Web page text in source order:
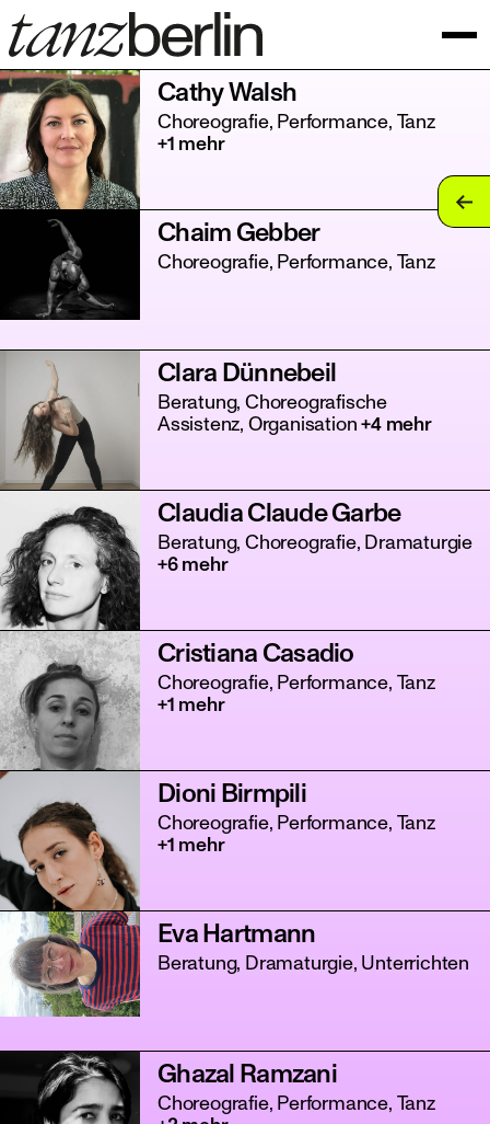
Cathy Walsh
Choreografie, Performance, Tanz
+1 mehr
Chaim Gebber
Choreografie, Performance, Tanz
Clara Dünnebeil
Beratung, Choreografische
Assistenz, Organisation +4 mehr
Claudia Claude Garbe
Beratung, Choreografie, Dramaturgie
+6 mehr
Cristiana Casadio
Choreografie, Performance, Tanz
+1 mehr
Dioni Birmpili
Choreografie, Performance, Tanz
+1 mehr
Eva Hartmann
Beratung, Dramaturgie, Unterrichten
Ghazal Ramzani
Choreografie, Performance, Tanz